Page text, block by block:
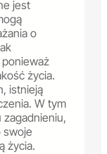
jest
o
ponieważ
życia.
istnieją
W tym
swoje
życia.